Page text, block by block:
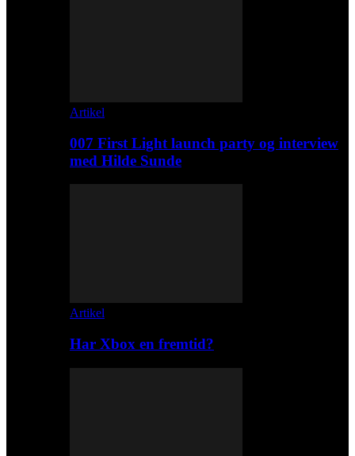
Artikel
007 First Light launch party og interview
med Hilde Sunde
Artikel
Har Xbox en fremtid?